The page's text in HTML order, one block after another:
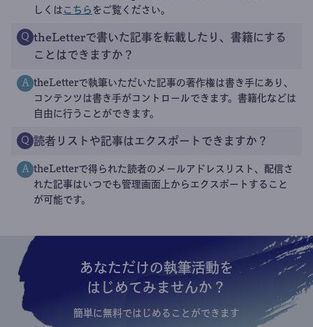
しくは こちら をご覧ください。
Q theLetterで書いた記事を転載したり、書籍にする
ことはできますか？
A theLetterで執筆いただいた記事の著作権は書き手にあり、
コンテンツは書き手がコントロールできます。書籍化などは
自由に行うことができます。
Q 読者リストや記事はエクスポートできますか？
A theLetterで得られた読者のメールアドレスリスト、配信さ
れた記事はいつでも管理画面上からエクスポートすること
が可能です。
あなただけの執筆活動を
はじめてみませんか？
簡単に無料ではじめることができます